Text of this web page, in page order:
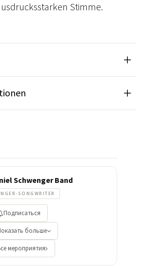
Stimme.
Schwenger Band
SONGWRITER
Подписаться
больше
мероприятия